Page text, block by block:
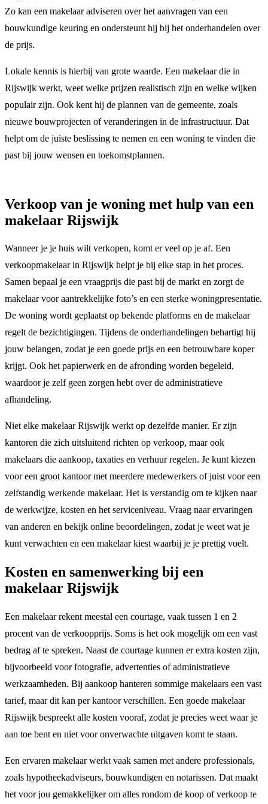
Zo kan een makelaar adviseren over het aanvragen van een
bouwkundige keuring en ondersteunt hij bij het onderhandelen over
de prijs.
Lokale kennis is hierbij van grote waarde. Een makelaar die in
Rijswijk werkt, weet welke prijzen realistisch zijn en welke wijken
populair zijn. Ook kent hij de plannen van de gemeente, zoals
nieuwe bouwprojecten of veranderingen in de infrastructuur. Dat
helpt om de juiste beslissing te nemen en een woning te vinden die
past bij jouw wensen en toekomstplannen.
Verkoop van je woning met hulp van een
makelaar Rijswijk
Wanneer je je huis wilt verkopen, komt er veel op je af. Een
verkoopmakelaar in Rijswijk helpt je bij elke stap in het proces.
Samen bepaal je een vraagprijs die past bij de markt en zorgt de
makelaar voor aantrekkelijke foto’s en een sterke woningpresentatie.
De woning wordt geplaatst op bekende platforms en de makelaar
regelt de bezichtigingen. Tijdens de onderhandelingen behartigt hij
jouw belangen, zodat je een goede prijs en een betrouwbare koper
krijgt. Ook het papierwerk en de afronding worden begeleid,
waardoor je zelf geen zorgen hebt over de administratieve
afhandeling.
Niet elke makelaar Rijswijk werkt op dezelfde manier. Er zijn
kantoren die zich uitsluitend richten op verkoop, maar ook
makelaars die aankoop, taxaties en verhuur regelen. Je kunt kiezen
voor een groot kantoor met meerdere medewerkers of juist voor een
zelfstandig werkende makelaar. Het is verstandig om te kijken naar
de werkwijze, kosten en het serviceniveau. Vraag naar ervaringen
van anderen en bekijk online beoordelingen, zodat je weet wat je
kunt verwachten en een makelaar kiest waarbij je je prettig voelt.
Kosten en samenwerking bij een
makelaar Rijswijk
Een makelaar rekent meestal een courtage, vaak tussen 1 en 2
procent van de verkoopprijs. Soms is het ook mogelijk om een vast
bedrag af te spreken. Naast de courtage kunnen er extra kosten zijn,
bijvoorbeeld voor fotografie, advertenties of administratieve
werkzaamheden. Bij aankoop hanteren sommige makelaars een vast
tarief, maar dit kan per kantoor verschillen. Een goede makelaar
Rijswijk bespreekt alle kosten vooraf, zodat je precies weet waar je
aan toe bent en niet voor onverwachte uitgaven komt te staan.
Een ervaren makelaar werkt vaak samen met andere professionals,
zoals hypotheekadviseurs, bouwkundigen en notarissen. Dat maakt
het voor jou gemakkelijker om alles rondom de koop of verkoop te